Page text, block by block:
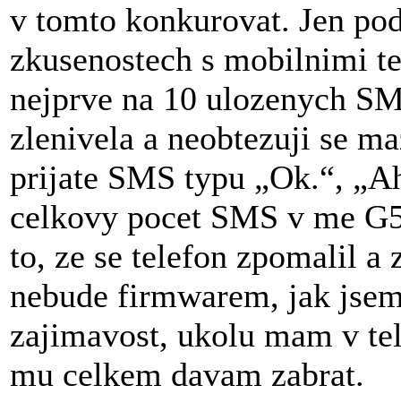
v tomto konkurovat. Jen
zkusenostech s mobilnimi
nejprve na 10 ulozenych
zlenivela a neobtezuji se
prijate SMS typu „Ok.“,
celkovy pocet SMS v me
to, ze se telefon zpomalil a
nebude firmwarem, jak
zajimavost, ukolu mam v
mu celkem davam zabrat.